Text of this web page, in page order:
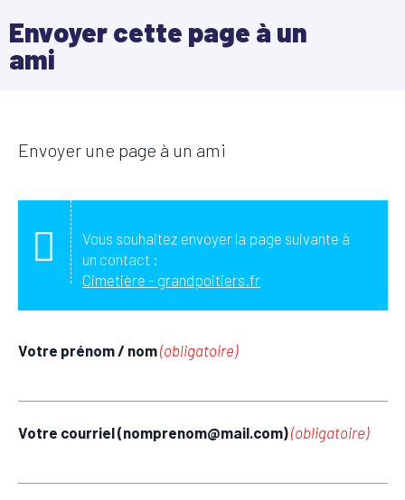
Envoyer cette page à un
ami
Envoyer une page à un ami
Vous souhaitez envoyer la page suivante à
un contact :
Cimetière - grandpoitiers.fr
Votre prénom / nom(obligatoire)
Votre courriel (nomprenom@mail.com)(obligatoire)